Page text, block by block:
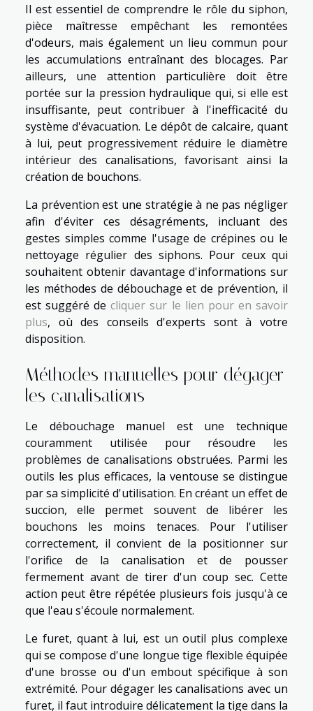
Il est essentiel de comprendre le rôle du siphon,
pièce maîtresse empêchant les remontées
d'odeurs, mais également un lieu commun pour
les accumulations entraînant des blocages. Par
ailleurs, une attention particulière doit être
portée sur la pression hydraulique qui, si elle est
insuffisante, peut contribuer à l'inefficacité du
système d'évacuation. Le dépôt de calcaire, quant
à lui, peut progressivement réduire le diamètre
intérieur des canalisations, favorisant ainsi la
création de bouchons.
La prévention est une stratégie à ne pas négliger
afin d'éviter ces désagréments, incluant des
gestes simples comme l'usage de crépines ou le
nettoyage régulier des siphons. Pour ceux qui
souhaitent obtenir davantage d'informations sur
les méthodes de débouchage et de prévention, il
est suggéré decliquer sur le lien pour en savoir
plus, où des conseils d'experts sont à votre
disposition.
Méthodes manuelles pour dégager
les canalisations
Le débouchage manuel est une technique
couramment utilisée pour résoudre les
problèmes de canalisations obstruées. Parmi les
outils les plus efficaces, la ventouse se distingue
par sa simplicité d'utilisation. En créant un effet de
succion, elle permet souvent de libérer les
bouchons les moins tenaces. Pour l'utiliser
correctement, il convient de la positionner sur
l'orifice de la canalisation et de pousser
fermement avant de tirer d'un coup sec. Cette
action peut être répétée plusieurs fois jusqu'à ce
que l'eau s'écoule normalement.
Le furet, quant à lui, est un outil plus complexe
qui se compose d'une longue tige flexible équipée
d'une brosse ou d'un embout spécifique à son
extrémité. Pour dégager les canalisations avec un
furet, il faut introduire délicatement la tige dans la